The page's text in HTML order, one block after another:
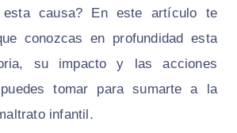
causa? En este artículo te
conozcas en profundidad esta
su impacto y las acciones
tomar para sumarte a la
infantil.